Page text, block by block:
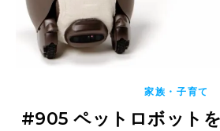
家族・子育て
#905 ペットロボット